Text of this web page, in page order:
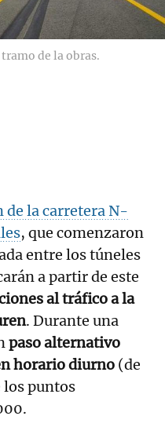
de la obras.
de la carretera N-
, que comenzaron
entre los túneles
a partir de este
al tráfico a la
. Durante una
paso alternativo
horario diurno (de
los puntos